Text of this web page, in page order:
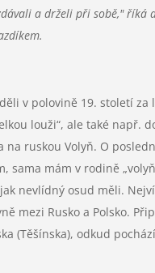
a drželi při sobě," říká
v polovině 19. století za
louži“, ale také např.
na ruskou Volyň. O
sama mám v rodině
nevlídný osud měli.
mezi Rusko a Polsko.
(Těšínska), odkud